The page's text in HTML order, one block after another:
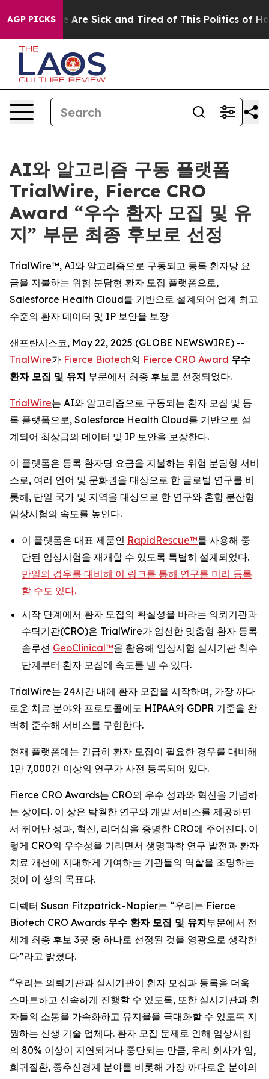
AGP PICKS
“People Are Sick and Tired of This Politics of
AI와 알고리즘 구동 플랫폼
TrialWire, Fierce CRO
Award “우수 환자 모집 및 유
지” 부문 최종 후보로 선정
TrialWire™, AI와 알고리즘으로 구동되고 등록 환자당 요
금을 지불하는 위험 분담형 환자 모집 플랫폼으로,
Salesforce Health Cloud를 기반으로 설계되어 업계 최고
수준의 환자 데이터 및 IP 보안을 보장
샌프란시스코, May 22, 2025 (GLOBE NEWSWIRE) --
TrialWire가 Fierce Biotech의 Fierce CRO Award 우수
환자 모집 및 유지 부문에서 최종 후보로 선정되었다.
TrialWire는 AI와 알고리즘으로 구동되는 환자 모집 및 등
록 플랫폼으로, Salesforce Health Cloud를 기반으로 설
계되어 최상급의 데이터 및 IP 보안을 보장한다.
이 플랫폼은 등록 환자당 요금을 지불하는 위험 분담형 서비
스로, 여러 언어 및 문화권을 대상으로 한 글로벌 연구를 비
롯해, 단일 국가 및 지역을 대상으로 한 연구와 혼합 분산형
임상시험의 속도를 높인다.
이 플랫폼은 대표 제품인 RapidRescue™를 사용해 중
단된 임상시험을 재개할 수 있도록 특별히 설계되었다.
만일의 경우를 대비해 이 링크를 통해 연구를 미리 등록
할 수도 있다.
시작 단계에서 환자 모집의 확실성을 바라는 의뢰기관과
수탁기관(CRO)은 TrialWire가 엄선한 맞춤형 환자 등록
솔루션 GeoClinical™을 활용해 임상시험 실시기관 착수
단계부터 환자 모집에 속도를 낼 수 있다.
TrialWire는 24시간 내에 환자 모집을 시작하며, 가장 까다
로운 치료 분야와 프로토콜에도 HIPAA와 GDPR 기준을 완
벽히 준수해 서비스를 구현한다.
현재 플랫폼에는 긴급히 환자 모집이 필요한 경우를 대비해
1만 7,000건 이상의 연구가 사전 등록되어 있다.
Fierce CRO Awards는 CRO의 우수 성과와 혁신을 기념하
는 상이다. 이 상은 탁월한 연구와 개발 서비스를 제공하면
서 뛰어난 성과, 혁신, 리더십을 증명한 CRO에 주어진다. 이
렇게 CRO의 우수성을 기리면서 생명과학 연구 발전과 환자
치료 개선에 지대하게 기여하는 기관들의 역할을 조명하는
것이 이 상의 목표다.
디렉터 Susan Fitzpatrick-Napier는 “우리는 Fierce
Biotech CRO Awards 우수 환자 모집 및 유지부문에서 전
세계 최종 후보 3곳 중 하나로 선정된 것을 영광으로 생각한
다”라고 밝혔다.
“우리는 의뢰기관과 실시기관이 환자 모집과 등록을 더욱
스마트하고 신속하게 진행할 수 있도록, 또한 실시기관과 환
자들의 소통을 가속화하고 유지율을 극대화할 수 있도록 지
원하는 신생 기술 업체다. 환자 모집 문제로 인해 임상시험
의 80% 이상이 지연되거나 중단되는 만큼, 우리 회사가 암,
희귀질환, 중추신경계 분야를 비롯해 가장 까다로운 분야의